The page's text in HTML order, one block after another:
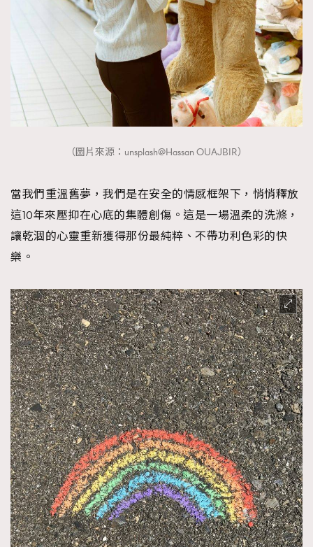
（圖片來源：unsplash@Hassan OUAJBIR）
當我們重溫舊夢，我們是在安全的情感框架下，悄悄釋放
這10年來壓抑在心底的集體創傷。這是一場溫柔的洗滌，
讓乾涸的心靈重新獲得那份最純粹、不帶功利色彩的快
樂。